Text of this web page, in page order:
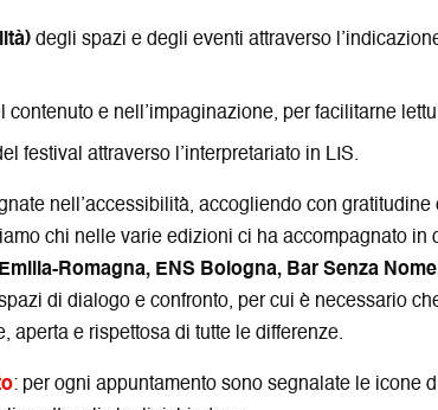
degli spazi e degli eventi attraverso
contenuto e nell’impaginazione, per facilitarne
festival attraverso l’interpretariato in LIS.
nell’accessibilità, accogliendo con
chi nelle varie edizioni ci ha accompagnato in
Romagna, ENS Bologna, Bar Senza
di dialogo e confronto, per cui è necessario
aperta e rispettosa di tutte le differenze.
: per ogni appuntamento sono segnalate le icone